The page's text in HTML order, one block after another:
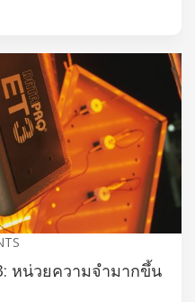
หน่วยความจำมากขึ้น